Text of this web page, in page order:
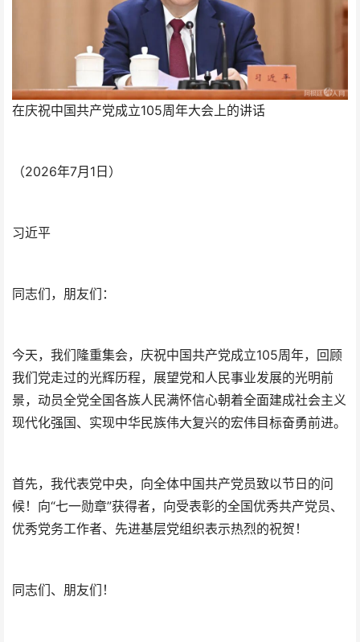
在庆祝中国共产党成立105周年大会上的讲话
（2026年7月1日）
习近平
同志们，朋友们：
今天，我们隆重集会，庆祝中国共产党成立105周年，回顾
我们党走过的光辉历程，展望党和人民事业发展的光明前
景，动员全党全国各族人民满怀信心朝着全面建成社会主义
现代化强国、实现中华民族伟大复兴的宏伟目标奋勇前进。
首先，我代表党中央，向全体中国共产党员致以节日的问
候！向“七一勋章”获得者，向受表彰的全国优秀共产党员、
优秀党务工作者、先进基层党组织表示热烈的祝贺！
同志们、朋友们！